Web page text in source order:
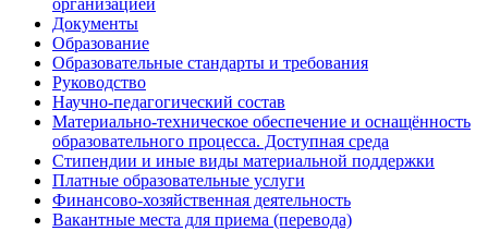
организацией
Документы
Образование
Образовательные стандарты и требования
Руководство
Научно-педагогический состав
Материально-техническое обеспечение и оснащённость
образовательного процесса. Доступная среда
Стипендии и иные виды материальной поддержки
Платные образовательные услуги
Финансово-хозяйственная деятельность
Вакантные места для приема (перевода)